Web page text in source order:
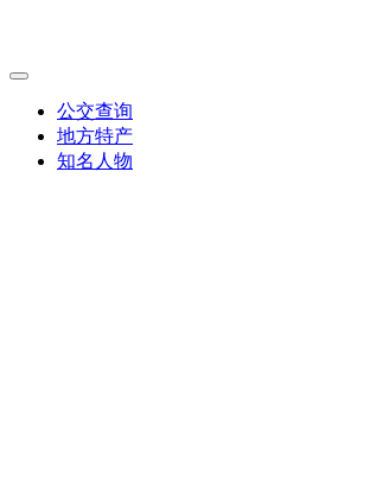
公交查询
地方特产
知名人物